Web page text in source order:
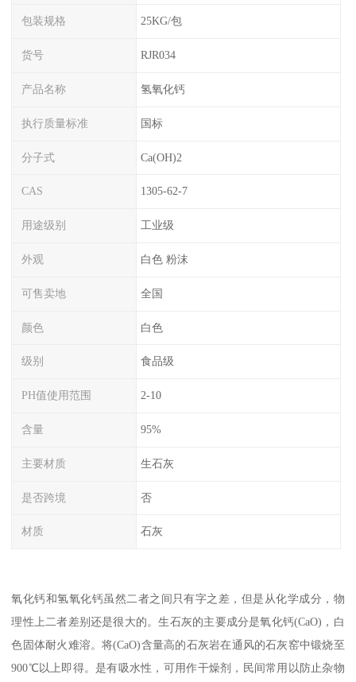
包装规格 25KG/包
货号 RJR034
产品名称 氢氧化钙
执行质量标准 国标
分子式 Ca(OH)2
CAS 1305-62-7
用途级别 工业级
外观 白色 粉沫
可售卖地 全国
颜色 白色
级别 食品级
PH值使用范围 2-10
含量 95%
主要材质 生石灰
是否跨境 否
材质 石灰
氧化钙和氢氧化钙虽然二者之间只有字之差，但是从化学成分，物
理性上二者差别还是很大的。生石灰的主要成分是氧化钙(CaO)，白
色固体耐火难溶。将(CaO)含量高的石灰岩在通风的石灰窑中锻烧至
900℃以上即得。是有吸水性，可用作干燥剂，民间常用以防止杂物